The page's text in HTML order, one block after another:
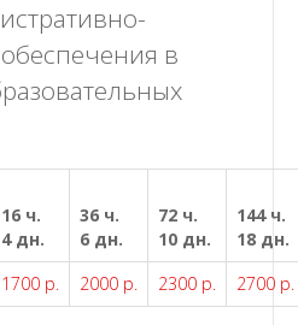
в
16 ч.
4 дн.
36 ч.
6 дн.
72 ч.
10 дн.
144 ч.
18 дн.
1700 р. 2000 р. 2300 р. 2700 р.